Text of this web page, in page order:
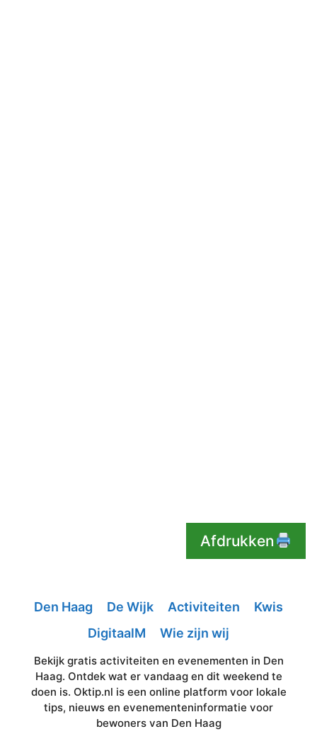
Afdrukken
Den Haag De Wijk Activiteiten
Kwis
DigitaalM
Wie zijn wij
Bekijk gratis activiteiten en evenementen in Den
Haag. Ontdek wat er vandaag en dit weekend te
doen is. Oktip.nl is een online platform voor lokale
tips, nieuws en evenementeninformatie voor
bewoners van Den Haag